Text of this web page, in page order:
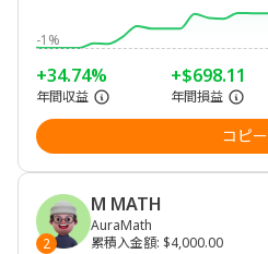
-1%
+34.74%
年間収益
+$698.11
年間損益
コピー
2
M MATH
AuraMath
累積入金額: $4,000.00